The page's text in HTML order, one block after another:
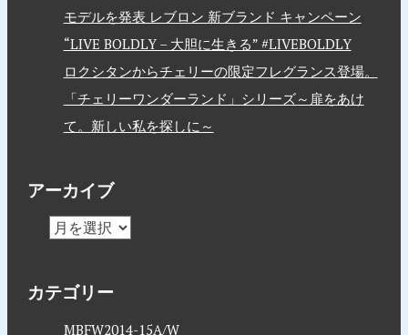
モデルを発表 レブロン 新ブランド キャンペーン
“LIVE BOLDLY – 大胆に生きる” #LIVEBOLDLY
ロクシタンからチェリーの限定フレグランス登場。
「チェリーワンダーランド」シリーズ～扉をあけ
て。新しい私を探しに～
アーカイブ
カテゴリー
MBFW2014-15A/W